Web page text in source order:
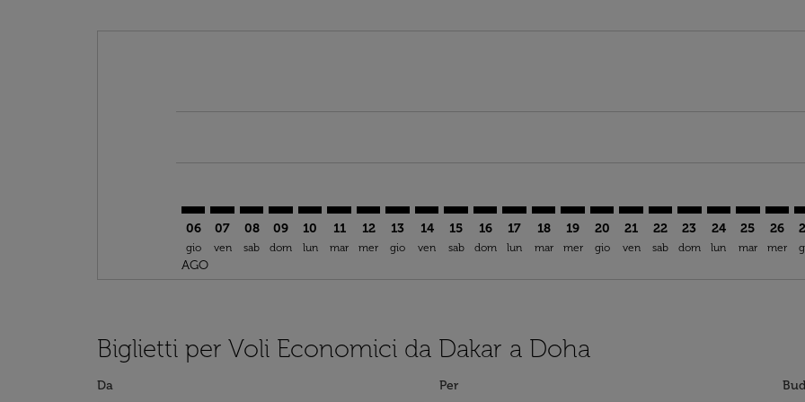
06
gio
AGO
07
ven
08
sab
09
dom
10
lun
11
mar
12
mer
13
gio
14
ven
15
sab
16
dom
17
lun
18
mar
19
mer
DSS–DOH: cmp-view-offers-
20
gio
DSS–DOH: cmp-view-
21
ven
DSS–DOH: cmp-view-
22
sab
DSS–DOH: cmp-
23
dom
DSS–DOH:
24
lun
25
mar
26
mer
Biglietti per Voli Economici da Dakar a Doha
Da Per